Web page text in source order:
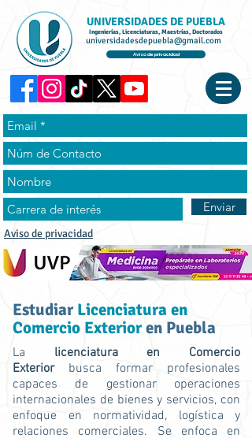
UNIVERSIDADES DE PUEBLA
Ingenierías, Licenciaturas, Maestrías, Doctorados
universidadesdepuebla@gmail.com
Aviso de privacidad
Enviar
Aviso de privacidad
EstudiarLicenciatura en
Comercio Exterioren Puebla
La licenciatura en Comercio
Exteriorbusca formar profesionales
capaces de gestionar operaciones
internacionales de bienes y servicios, con
enfoque en normatividad, logística y
relaciones comerciales. Se enfoca en